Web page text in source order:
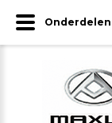
Onderdelen